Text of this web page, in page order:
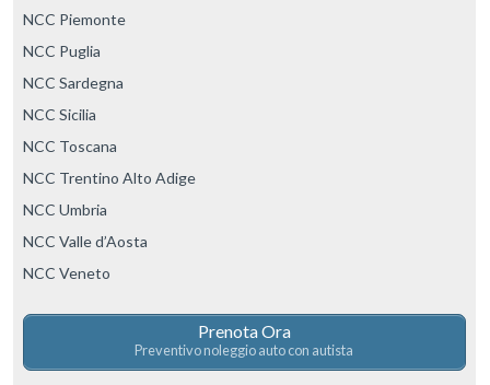
NCC Piemonte
NCC Puglia
NCC Sardegna
NCC Sicilia
NCC Toscana
NCC Trentino Alto Adige
NCC Umbria
NCC Valle d’Aosta
NCC Veneto
Prenota Ora
Preventivo noleggio auto con autista